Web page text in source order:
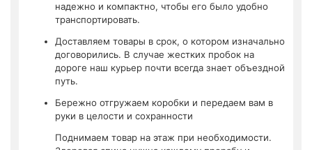
надежно и компактно, чтобы его было удобно
транспортировать.
Доставляем товары в срок, о котором изначально
договорились. В случае жестких пробок на
дороге наш курьер почти всегда знает объездной
путь.
Бережно отгружаем коробки и передаем вам в
руки в целости и сохранности
Поднимаем товар на этаж при необходимости.